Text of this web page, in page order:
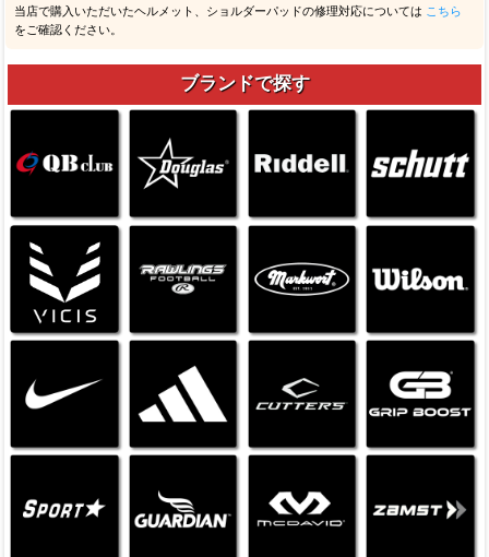
当店で購入いただいたヘルメット、ショルダーパッドの修理対応については こちら
をご確認ください。
ブランドで探す